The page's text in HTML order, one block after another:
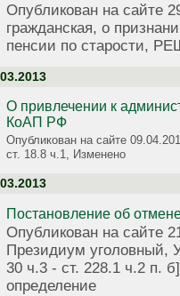
Опубликован на сайте
гражданская, о
пенсии по старости,
О привлечении к
КоАП РФ
Опубликован на сайте
ст. 18.8 ч.1, Изменено
Постановление об
Опубликован на сайте
Президиум уголовный,
30 ч.3 - ст. 228.1 ч.2
определение